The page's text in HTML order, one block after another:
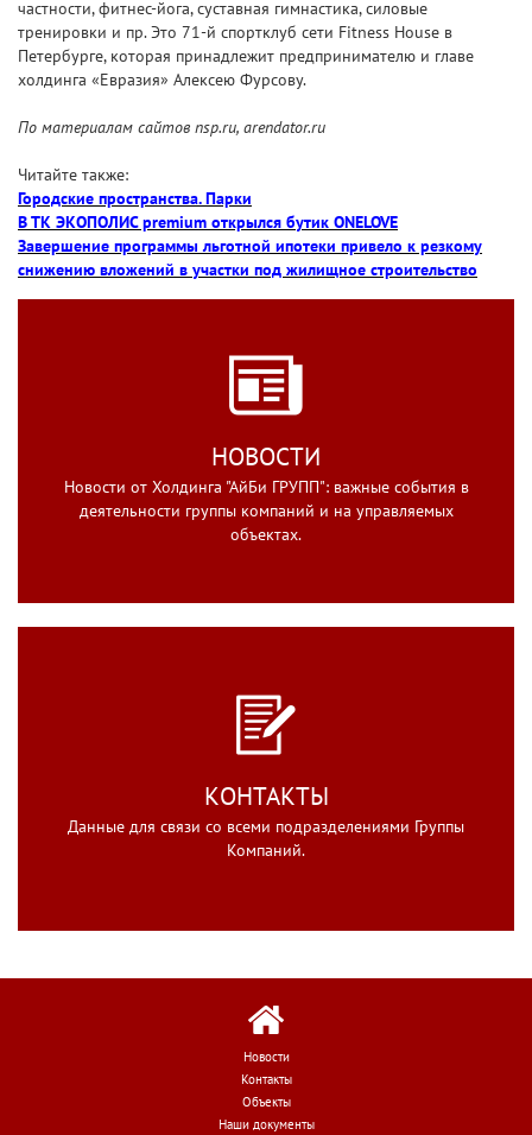
частности, фитнес-йога, суставная гимнастика, силовые
тренировки и пр. Это 71-й спортклуб сети Fitness House в
Петербурге, которая принадлежит предпринимателю и главе
холдинга «Евразия» Алексею Фурсову.
По материалам сайтов nsp.ru, arendator.ru
Читайте также:
Городские пространства. Парки
В ТК ЭКОПОЛИС premium открылся бутик ONELOVE
Завершение программы льготной ипотеки привело к резкому
снижению вложений в участки под жилищное строительство
НОВОСТИ
Новости от Холдинга "АйБи ГРУПП": важные события в
деятельности группы компаний и на управляемых
объектах.
КОНТАКТЫ
Данные для связи со всеми подразделениями Группы
Компаний.
Новости
Контакты
Объекты
Наши документы